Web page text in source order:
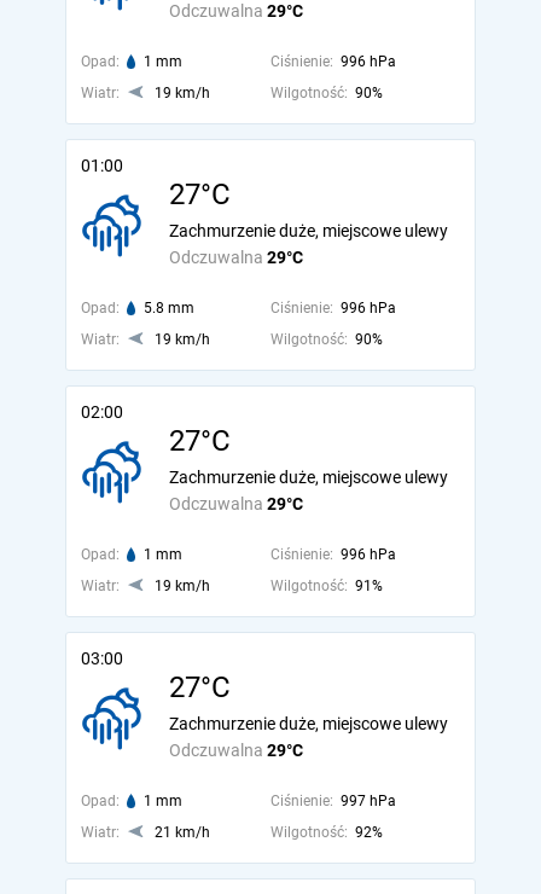
Odczuwalna 29°C
Opad: 1 mm Ciśnienie: 996 hPa
Wiatr:
19 km/h Wilgotność: 90%
01:00
27°C
Odczuwalna 29°C
Zachmurzenie duże, miejscowe ulewy
Opad: 5.8 mm Ciśnienie: 996 hPa
Wiatr:
19 km/h Wilgotność: 90%
02:00
27°C
Odczuwalna 29°C
Zachmurzenie duże, miejscowe ulewy
Opad: 1 mm Ciśnienie: 996 hPa
Wiatr:
19 km/h Wilgotność: 91%
03:00
27°C
Odczuwalna 29°C
Zachmurzenie duże, miejscowe ulewy
Opad: 1 mm Ciśnienie: 997 hPa
Wiatr:
21 km/h Wilgotność: 92%